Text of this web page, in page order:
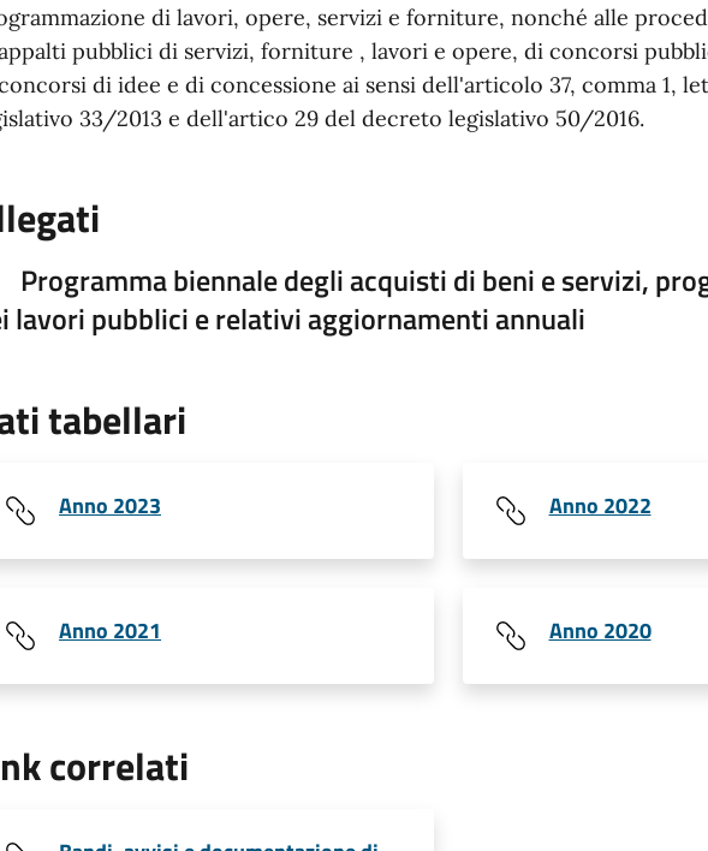
di lavori, opere, servizi e forniture, nonché alle
pubblici di servizi, forniture , lavori e opere, di concorsi
di idee e di concessione ai sensi dell'articolo 37, comma 1,
33/2013 e dell'artico 29 del decreto legislativo 50/2016.
Programma biennale degli acquisti di beni e servizi,
lavori pubblici e relativi aggiornamenti annuali
tabellari
Anno 2023 Anno 2022
Anno 2021 Anno 2020
correlati